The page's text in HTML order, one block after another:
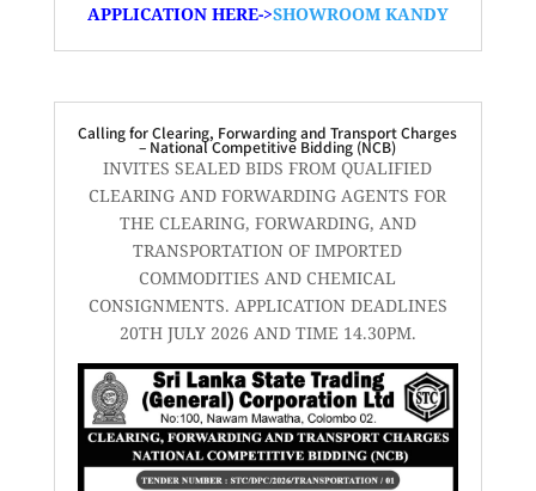
APPLICATION HERE->SHOWROOM KANDY
Calling for Clearing, Forwarding and Transport Charges
– National Competitive Bidding (NCB)
INVITES SEALED BIDS FROM QUALIFIED
CLEARING AND FORWARDING AGENTS FOR
THE CLEARING, FORWARDING, AND
TRANSPORTATION OF IMPORTED
COMMODITIES AND CHEMICAL
CONSIGNMENTS. APPLICATION DEADLINES
20TH JULY 2026 AND TIME 14.30PM.